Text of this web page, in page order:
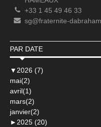
+33 1 45 49 46 33
sg@fraternite-
PAR DATE
▼ 2026 (7)
mai(2)
avril(1)
mars(2)
janvier(2)
► 2025 (20)